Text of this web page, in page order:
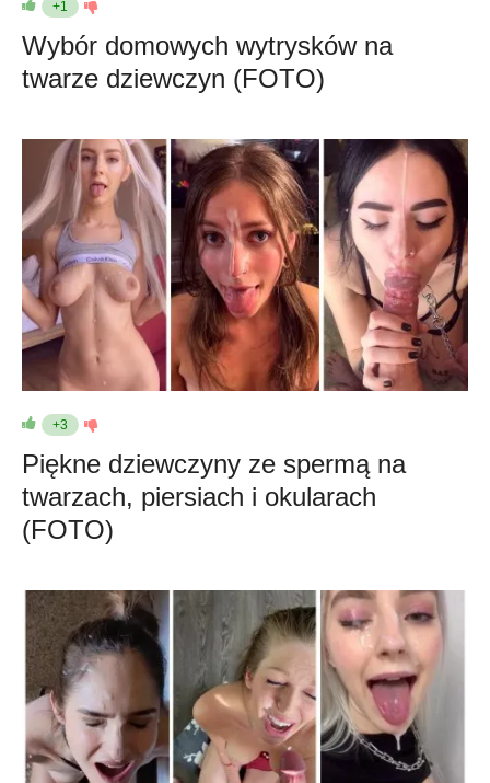
+1
Wybór domowych wytrysków na
twarze dziewczyn (FOTO)
+3
Piękne dziewczyny ze spermą na
twarzach, piersiach i okularach
(FOTO)